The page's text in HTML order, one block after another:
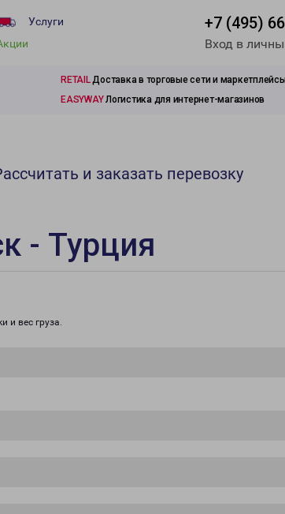
Услуги
+7 (495)
Вход в
RETAILДоставка в торговые сети и маркетплейсы
EASYWAYЛогистика для интернет-магазинов
и заказать перевозку
- Турция
и вес груза.